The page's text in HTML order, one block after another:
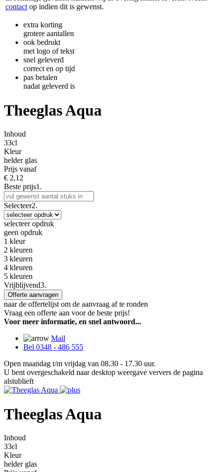
contact op indien dit is gewenst.
extra korting
grotere aantallen
ook bedrukt
met logo of tekst
snel geleverd
correct en op tijd
pas betalen
nadat geleverd is
Theeglas Aqua
Inhoud
33cl
Kleur
helder glas
Prijs vanaf
€ 2,12
Beste prijs1.
Selecteer2.
selecteer opdruk
geen opdruk
1 kleur
2 kleuren
3 kleuren
4 kleuren
5 kleuren
Vrijblijvend3.
Offerte aanvragen
naar de offertelijst om de aanvraag af te ronden
Vraag een offerte aan voor de beste prijs!
Voor meer informatie, en snel antwoord...
Mail
Bel 0348 - 486 555
Open maandag t/m vrijdag van 08.30 - 17.30 uur.
U bent overgeschakeld naar desktop weergave ververs de pagina
alstublieft
Theeglas Aqua
Inhoud
33cl
Kleur
helder glas